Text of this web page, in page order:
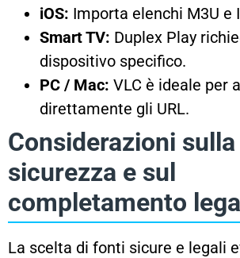
iOS: Importa elenchi M3U e
Smart TV: Duplex Play
dispositivo specifico.
PC / Mac: VLC è ideale per
direttamente gli URL.
Considerazioni sulla
sicurezza e sul
completamento
La scelta di fonti sicure e legali